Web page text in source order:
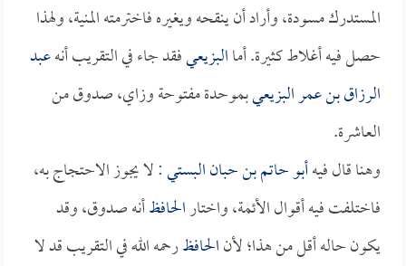
المستدرك مسودة، وأراد أن ينقحه ويغيره فاخترمته المنية، ولهذا
حصل فيه أغلاط كثيرة. أماالبزيعيفقد جاء في التقريب أنهعبد
الرزاق بن عمر البزيعيبموحدة مفتوحة وزاي، صدوق من
العاشرة.
وهنا قال فيهأبو حاتم بن حبان البستي: لا يجوز الاحتجاج به،
فاختلفت فيه أقوال الأئمة، واختارالحافظأنه صدوق، وقد
يكون حاله أقل من هذا؛ لأنالحافظرحمه الله في التقريب قد لا